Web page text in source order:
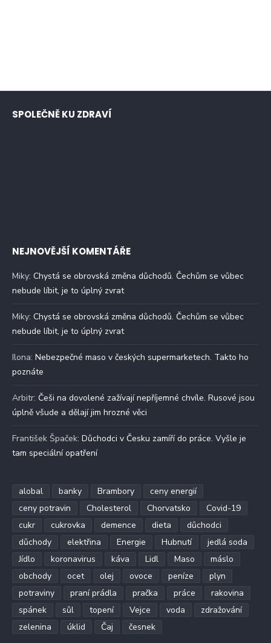
SPOLEČNĚ KU ZDRAVÍ
NEJNOVĚJŠÍ KOMENTÁŘE
Miky: Chystá se obrovská změna důchodů. Čechům se vůbec
nebude líbit, je to úplný zvrat
Miky: Chystá se obrovská změna důchodů. Čechům se vůbec
nebude líbit, je to úplný zvrat
Ilona: Nebezpečné maso v českých supermarketech. Takto ho
poznáte
Arbitr: Češi na dovolené zažívají nepříjemné chvíle. Rusové jsou
úplně všude a dělají jim hrozné věci
František Špaček: Důchodci v Česku zamíří do práce. Vyšle je
tam speciální opatření
alobal banky Brambory
ceny energií
ceny potravin
Cholesterol Chorvatsko
Covid-19
cukr
cukrovka demence dieta
důchodci
důchody
elektřina Energie Hubnutí
jedlá soda
Jídlo
koronavirus káva Lidl Maso
máslo
obchody
ocet olej ovoce peníze
plyn
potraviny
praní prádla pračka práce
rakovina
spánek
sůl topení Vejce voda
zdražování
zelenina
úklid Čaj česnek